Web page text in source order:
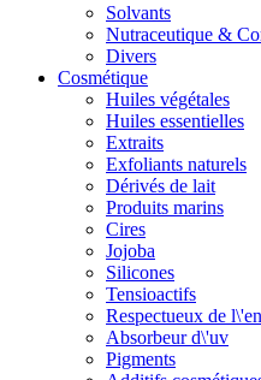
Solvants
Nutraceutique &
Divers
Cosmétique
Huiles végétales
Huiles essentielles
Extraits
Exfoliants naturels
Dérivés de lait
Produits marins
Cires
Jojoba
Silicones
Tensioactifs
Respectueux de
Absorbeur d\'uv
Pigments